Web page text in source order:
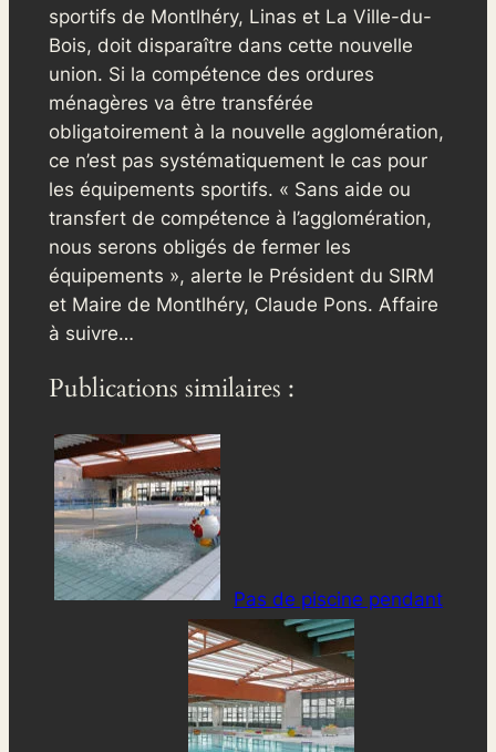
sportifs de Montlhéry, Linas et La Ville-du-
Bois, doit disparaître dans cette nouvelle
union. Si la compétence des ordures
ménagères va être transférée
obligatoirement à la nouvelle agglomération,
ce n’est pas systématiquement le cas pour
les équipements sportifs. « Sans aide ou
transfert de compétence à l’agglomération,
nous serons obligés de fermer les
équipements », alerte le Président du SIRM
et Maire de Montlhéry, Claude Pons. Affaire
à suivre…
Publications similaires :
Pas de piscine pendant